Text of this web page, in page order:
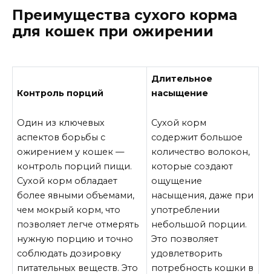
Преимущества сухого корма
для кошек при ожирении
Контроль порций
Один из ключевых
аспектов борьбы с
ожирением у кошек —
контроль порций пищи.
Сухой корм обладает
более явными объемами,
чем мокрый корм, что
позволяет легче отмерять
нужную порцию и точно
соблюдать дозировку
питательных веществ. Это
Длительное
насыщение
Сухой корм
содержит большое
количество волокон,
которые создают
ощущение
насыщения, даже при
употреблении
небольшой порции.
Это позволяет
удовлетворить
потребность кошки в